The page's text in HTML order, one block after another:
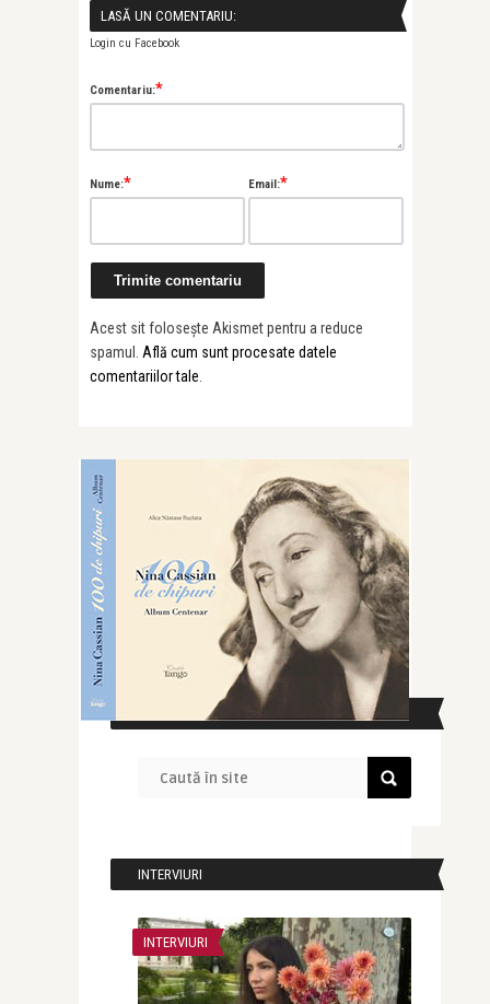
LASĂ UN COMENTARIU:
Login cu Facebook
Comentariu:*
Nume:* Email:*
Acest sit folosește Akismet pentru a reduce
spamul. Află cum sunt procesate datele
comentariilor tale
CAUTĂ ÎN SITE
INTERVIURI
INTERVIURI